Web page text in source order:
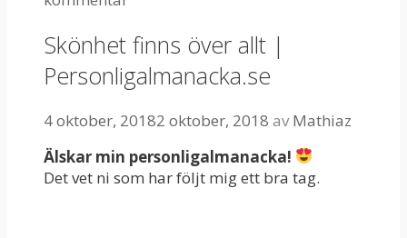
Skönhet finns över allt |
Personligalmanacka.se
4 oktober, 20182 oktober, 2018 avMathiaz
Älskar min personligalmanacka!
Det vet ni som har följt mig ett bra tag.